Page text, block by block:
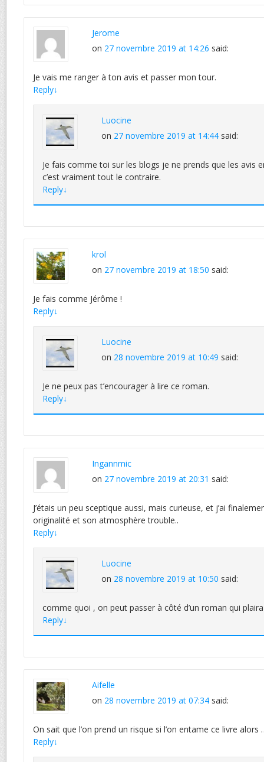
Jerome
on 27 novembre 2019 at 14:26 said:
Je vais me ranger à ton avis et passer mon tour.
Reply↓
Luocine
on 27 novembre 2019 at 14:44 said:
Je fais comme toi sur les blogs je ne prends que les avis
c’est vraiment tout le contraire.
Reply↓
krol
on 27 novembre 2019 at 18:50 said:
Je fais comme Jérôme !
Reply↓
Luocine
on 28 novembre 2019 at 10:49 said:
Je ne peux pas t’encourager à lire ce roman.
Reply↓
Ingannmic
on 27 novembre 2019 at 20:31 said:
J’étais un peu sceptique aussi, mais curieuse, et j’ai
originalité et son atmosphère trouble..
Reply↓
Luocine
on 28 novembre 2019 at 10:50 said:
comme quoi , on peut passer à côté d’un roman qui plaira
Reply↓
Aifelle
on 28 novembre 2019 at 07:34 said:
On sait que l’on prend un risque si l’on entame ce livre
Reply↓